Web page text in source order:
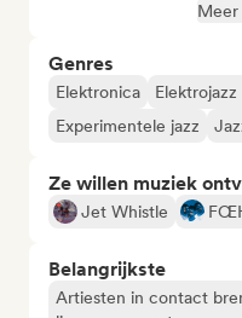
Meer
Genres
Elektronica
Experimentele jazz
Ze willen muziek
Jet Whistle
Belangrijkste
Artiesten in contact